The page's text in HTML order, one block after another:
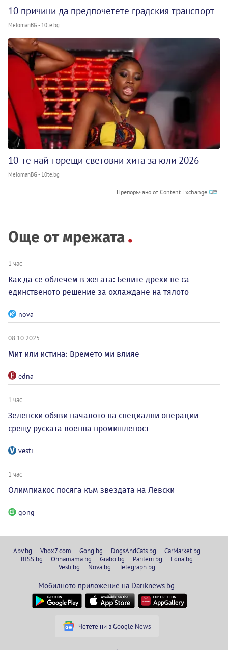
10 причини да предпочетете градския транспорт
MelomanBG - 10te.bg
10-те най-горещи световни хита за юли 2026
MelomanBG - 10te.bg
Препоръчано от Content Exchange
Още от мрежата
1 час
Как да се облечем в жегата: Белите дрехи не са
единственото решение за охлаждане на тялото
nova
08.10.2025
Мит или истина: Времето ми влияе
edna
1 час
Зеленски обяви началото на специални операции
срещу руската военна промишленост
vesti
1 час
Олимпиакос посяга към звездата на Левски
gong
Abv.bg Vbox7.com Gong.bg DogsAndCats.bg
CarMarket.bg
BISS.bg
Ohnamama.bg Grabo.bg Pariteni.bg
Edna.bg
Vesti.bg
Nova.bg Telegraph.bg
Мобилното приложение на Dariknews.bg
Четете ни в Google News